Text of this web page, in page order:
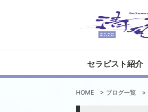
セラピスト紹介
HOME > ブログ一覧 >